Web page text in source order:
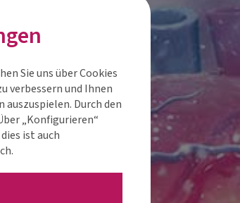
Sie uns über Cookies
verbessern und Ihnen
Durch den
„Konfigurieren“
ist auch